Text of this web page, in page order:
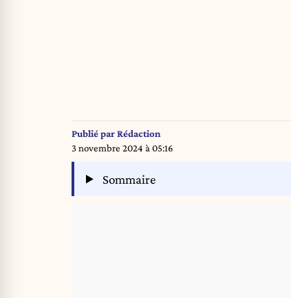
Publié parRédaction
3 novembre 2024 à 05:16
Sommaire